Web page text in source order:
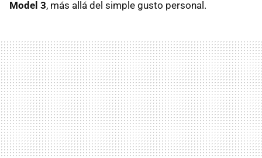
Model 3, más allá del simple gusto personal.